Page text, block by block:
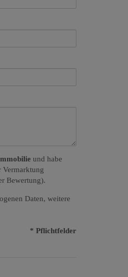
und habe
Vermarktung
Bewertung).
Daten, weitere
* Pflichtfelder